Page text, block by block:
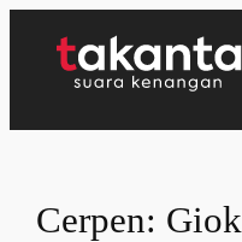
Cerpen: Giok